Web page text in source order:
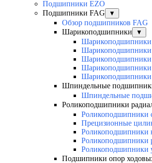
Подшипники EZO
Подшипники FAG
▼
Обзор подшипников FAG
Шарикоподшипники
▼
Шарикоподшипники
Шарикоподшипники
Шарикоподшипники
Шарикоподшипники
Шарикоподшипники
Шпиндельные
Шпиндельные
Роликоподшипники
Роликоподшипники
Прецизионные
Роликоподшипники
Роликоподшипники
Роликоподшипники
Подшипники опор